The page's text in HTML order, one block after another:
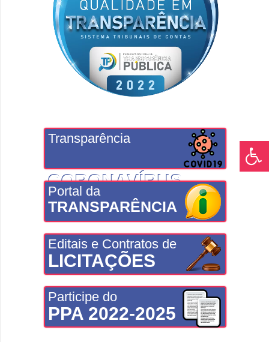
Transparência
CORONAVÍRUS
Portal da
TRANSPARÊNCIA
Editais e Contratos de
LICITAÇÕES
Participe do
PPA 2022-2025